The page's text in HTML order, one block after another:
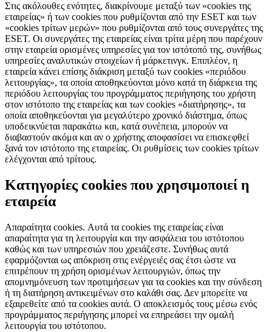
Στις ακόλουθες ενότητες, διακρίνουμε μεταξύ των «cookies της
εταιρείας» ή των cookies που ρυθμίζονται από την ESET και των
«cookies τρίτων μερών» που ρυθμίζονται από τους συνεργάτες της
ESET. Οι συνεργάτες της εταιρείας είναι τρίτα μέρη που παρέχουν
στην εταιρεία ορισμένες υπηρεσίες για τον ιστότοπό της, συνήθως
υπηρεσίες αναλυτικών στοιχείων ή μάρκετινγκ. Επιπλέον, η
εταιρεία κάνει επίσης διάκριση μεταξύ των cookies «περιόδου
λειτουργίας», τα οποία αποθηκεύονται μόνο κατά τη διάρκεια της
περιόδου λειτουργίας του προγράμματος περιήγησης του χρήστη
στον ιστότοπο της εταιρείας και των cookies «διατήρησης», τα
οποία αποθηκεύονται για μεγαλύτερο χρονικό διάστημα, όπως
υποδεικνύεται παρακάτω και, κατά συνέπεια, μπορούν να
διαβαστούν ακόμα και αν ο χρήστης αποφασίσει να επισκεφθεί
ξανά τον ιστότοπο της εταιρείας. Οι ρυθμίσεις των cookies τρίτων
ελέγχονται από τρίτους.
Κατηγορίες cookies που χρησιμοποιεί η
εταιρεία
Απαραίτητα cookies. Αυτά τα cookies της εταιρείας είναι
απαραίτητα για τη λειτουργία και την ασφάλεια του ιστότοπου
καθώς και των υπηρεσιών που χρειάζεστε. Συνήθως αυτά
εφαρμόζονται ως απόκριση στις ενέργειές σας έτσι ώστε να
επιτρέπουν τη χρήση ορισμένων λειτουργιών, όπως την
απομνημόνευση των προτιμήσεων για τα cookies και την σύνδεση
ή τη διατήρηση αντικειμένων στο καλάθι σας. Δεν μπορείτε να
εξαιρεθείτε από τα cookies αυτά. Ο αποκλεισμός τους μέσω ενός
προγράμματος περιήγησης μπορεί να επηρεάσει την ομαλή
λειτουργία του ιστότοπου.